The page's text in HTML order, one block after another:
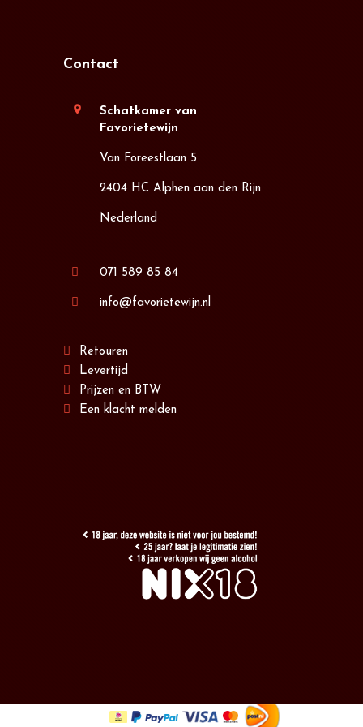
Contact
location_on
Schatkamer van
Favorietewijn
Van Foreestlaan 5
2404 HC Alphen aan den Rijn
Nederland
071 589 85 84
info@favorietewijn.nl
Retouren
Levertijd
Prijzen en BTW
Een klacht melden